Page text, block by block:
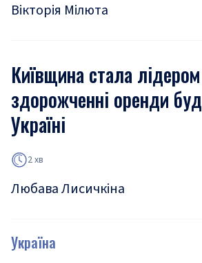
Вікторія Мілюта
Київщина стала
здорожченні оренди
Україні
2 хв
Любава Лисичкіна
Україна